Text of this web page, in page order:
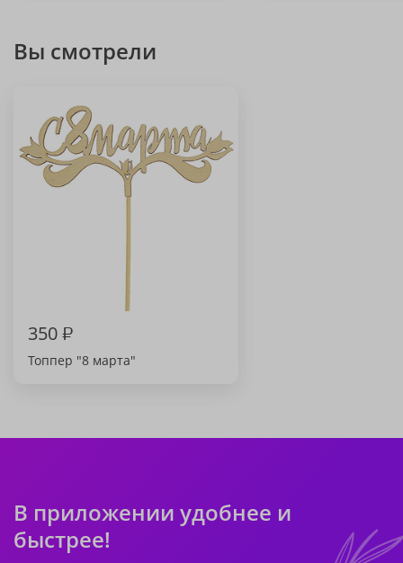
Вы смотрели
350₽
Топпер "8 марта"
В приложении удобнее и
быстрее!